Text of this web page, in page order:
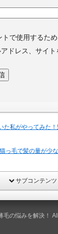
トで使用するた
ドレス、サイト
た私がやってみた
猫っ毛で髪の量が少
サブコンテンツ
毛の悩みを解決！